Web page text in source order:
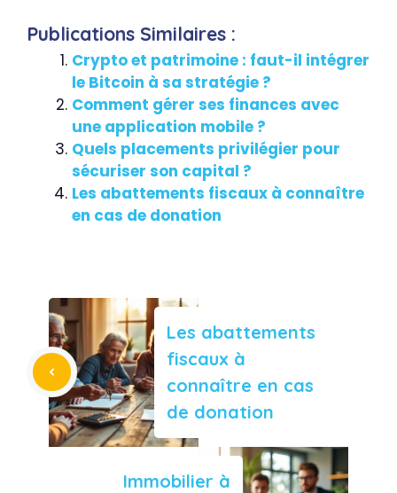
Publications Similaires :
Crypto et patrimoine : faut-il intégrer
le Bitcoin à sa stratégie ?
Comment gérer ses finances avec
une application mobile ?
Quels placements privilégier pour
sécuriser son capital ?
Les abattements fiscaux à connaître
en cas de donation
Les abattements
fiscaux à
connaître en cas
de donation
Immobilier à